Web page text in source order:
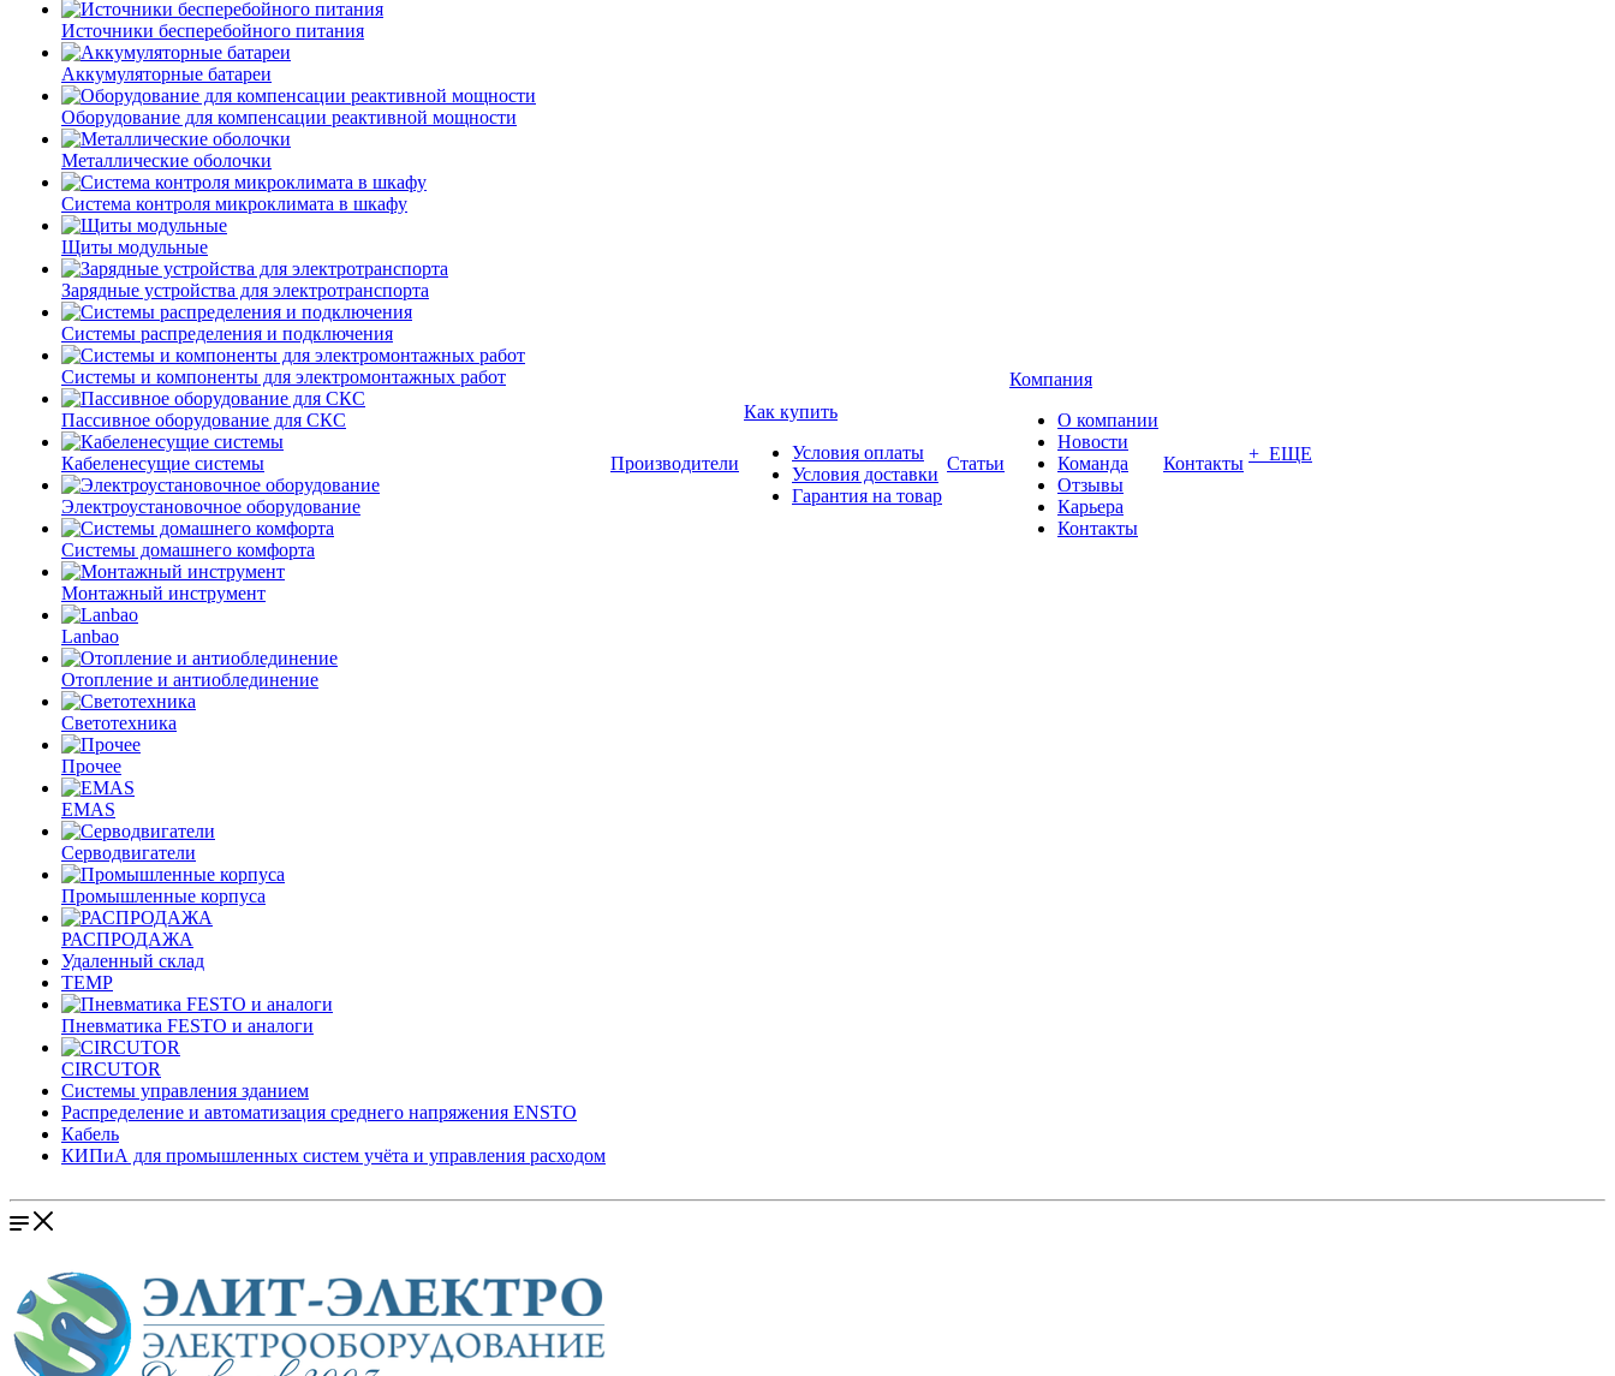
Источники бесперебойного питания
Аккумуляторные батареи
Оборудование для компенсации реактивной мощности
Металлические оболочки
Система контроля микроклимата в шкафу
Щиты модульные
Зарядные устройства для электротранспорта
Системы распределения и подключения
Системы и компоненты для электромонтажных работ
Пассивное оборудование для СКС
Кабеленесущие системы
Электроустановочное оборудование
Системы домашнего комфорта
Монтажный инструмент
Lanbao
Отопление и антиоблединение
Светотехника
Прочее
EMAS
Cерводвигатели
Промышленные корпуса
РАСПРОДАЖА
Удаленный склад
TEMP
Пневматика FESTO и аналоги
CIRCUTOR
Системы управления зданием
Распределение и автоматизация среднего напряжения ENSTO
Кабель
КИПиА для промышленных систем учёта и управления расходом
Производители
Как купить
Условия оплаты
Условия доставки
Гарантия на товар
Статьи
Компания
О компании
Новости
Команда
Отзывы
Карьера
Контакты
Контакты + ЕЩЕ